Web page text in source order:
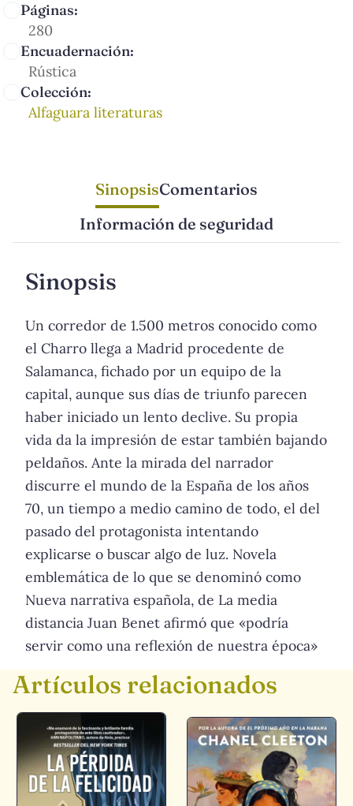
Páginas:
280
Encuadernación:
Rústica
Colección:
Alfaguara literaturas
SinopsisComentarios
Información de seguridad
Sinopsis
Un corredor de 1.500 metros conocido como
el Charro llega a Madrid procedente de
Salamanca, fichado por un equipo de la
capital, aunque sus días de triunfo parecen
haber iniciado un lento declive. Su propia
vida da la impresión de estar también bajando
peldaños. Ante la mirada del narrador
discurre el mundo de la España de los años
70, un tiempo a medio camino de todo, el del
pasado del protagonista intentando
explicarse o buscar algo de luz. Novela
emblemática de lo que se denominó como
Nueva narrativa española, de La media
distancia Juan Benet afirmó que «podría
servir como una reflexión de nuestra época»
Artículos relacionados